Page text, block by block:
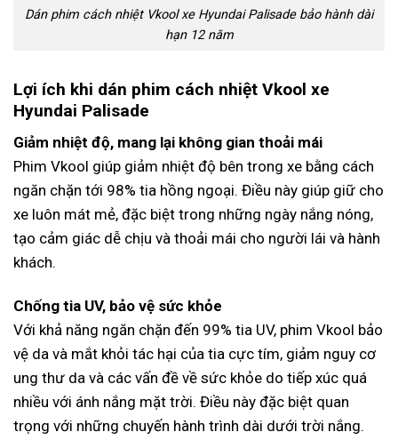
Dán phim cách nhiệt Vkool xe Hyundai Palisade bảo hành dài
hạn 12 năm
Lợi ích khi dán phim cách nhiệt Vkool xe
Hyundai Palisade
Giảm nhiệt độ, mang lại không gian thoải mái
Phim Vkool giúp giảm nhiệt độ bên trong xe bằng cách
ngăn chặn tới 98% tia hồng ngoại. Điều này giúp giữ cho
xe luôn mát mẻ, đặc biệt trong những ngày nắng nóng,
tạo cảm giác dễ chịu và thoải mái cho người lái và hành
khách.
Chống tia UV, bảo vệ sức khỏe
Với khả năng ngăn chặn đến 99% tia UV, phim Vkool bảo
vệ da và mắt khỏi tác hại của tia cực tím, giảm nguy cơ
ung thư da và các vấn đề về sức khỏe do tiếp xúc quá
nhiều với ánh nắng mặt trời. Điều này đặc biệt quan
trọng với những chuyến hành trình dài dưới trời nắng.